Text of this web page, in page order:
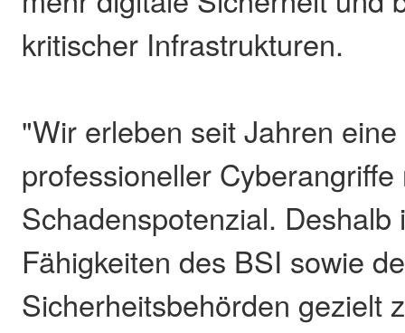
kritischer Infrastrukturen.
"Wir erleben seit Jahren
professioneller
Schadenspotenzial. Deshalb
Fähigkeiten des BSI sowie
Sicherheitsbehörden gezielt